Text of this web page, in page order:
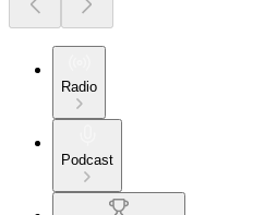
Radio
Podcast